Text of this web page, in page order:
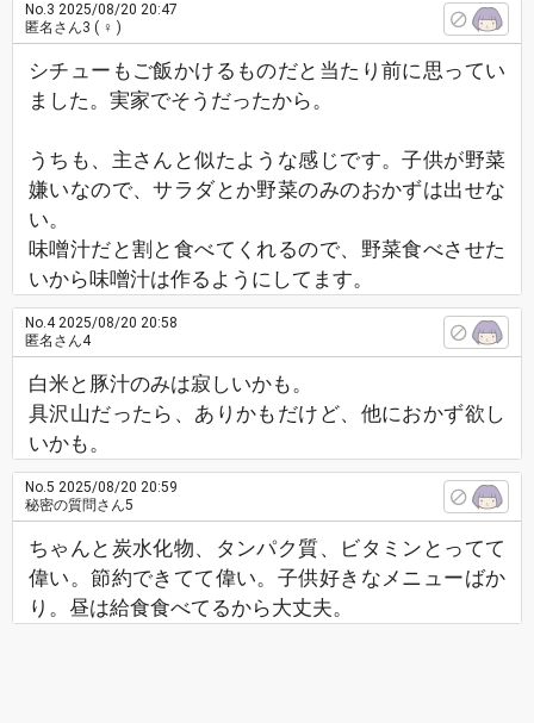
No.3 2025/08/20 20:47
匿名さん3 ( ♀ )
シチューもご飯かけるものだと当たり前に思ってい
ました。実家でそうだったから。
うちも、主さんと似たような感じです。子供が野菜
嫌いなので、サラダとか野菜のみのおかずは出せな
い。
味噌汁だと割と食べてくれるので、野菜食べさせた
いから味噌汁は作るようにしてます。
No.42025/08/20 20:58
匿名さん4
白米と豚汁のみは寂しいかも。
具沢山だったら、ありかもだけど、他におかず欲し
いかも。
No.5 2025/08/20 20:59
秘密の質問さん5
ちゃんと炭水化物、タンパク質、ビタミンとってて
偉い。節約できてて偉い。子供好きなメニューばか
り。昼は給食食べてるから大丈夫。